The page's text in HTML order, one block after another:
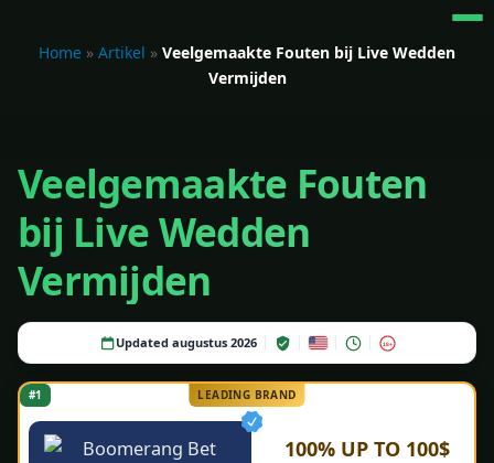
Home » Artikel » Veelgemaakte Fouten bij Live Wedden
Vermijden
Veelgemaakte Fouten
bij Live Wedden
Vermijden
Updated augustus 2026 18+
#1 LEADING BRAND
100% UP TO 100$